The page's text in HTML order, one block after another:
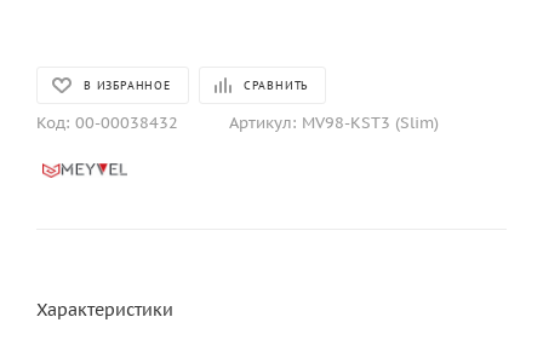
В ИЗБРАННОЕ СРАВНИТЬ
Код: 00-00038432 Артикул: MV98-KST3 (Slim)
Характеристики